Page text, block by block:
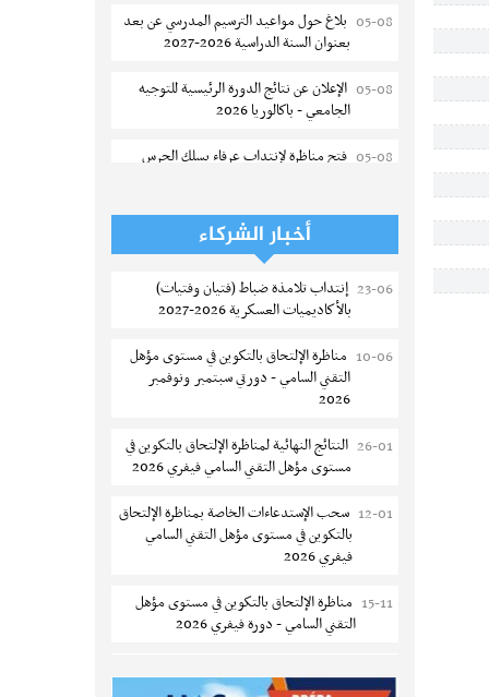
05-08 بلاغ حول مواعيد الترسيم المدرسي عن بعد
بعنوان السنة الدراسية 2026-2027
05-08 الإعلان عن نتائج الدورة الرئيسية للتوجيه
الجامعي - باكالوريا 2026
05-08 فتح مناظرة لإنتداب عرفاء بسلك الحرس
تسجيل طلبة كلية الآداب والفنون
والإنسانيات بمنوبة 2026-2027
05-08 المعهد العالي للرياضة و التربية البدنية
بقصر السعيد : ترسيم السنوات الثانية
تمديد آجال الترشح للماجستير بكلية العلوم
بقابس 2026-2027
05-08 كلية العلوم الإقتصادية والتصرف بسوسة :
الترشح لماجستير مهني جديد
05-08 الترشح للماجستير بالمعهد العالي للرياضة
والتربية البدنية بصفاقس 2026-2027
التعليم الثانوي والفني والتقني
جوقار الفحص :فتح باب الترشح لقبول
أخبار الشركاء
23-06 إنتداب تلامذة ضباط (فتيان وفتيات)
بالأكاديميات العسكرية 2026-2027
10-06 مناظرة الإلتحاق بالتكوين في مستوى مؤهل
التقني السامي - دورتي سبتمبر ونوفمبر
2026
26-01 النتائج النهائية لمناظرة الإلتحاق بالتكوين في
مستوى مؤهل التقني السامي فيفري 2026
12-01 سحب الإستدعاءات الخاصة بمناظرة الإلتحاق
بالتكوين في مستوى مؤهل التقني السامي
فيفري 2026
15-11 مناظرة الإلتحاق بالتكوين في مستوى مؤهل
التقني السامي - دورة فيفري 2026
12-09